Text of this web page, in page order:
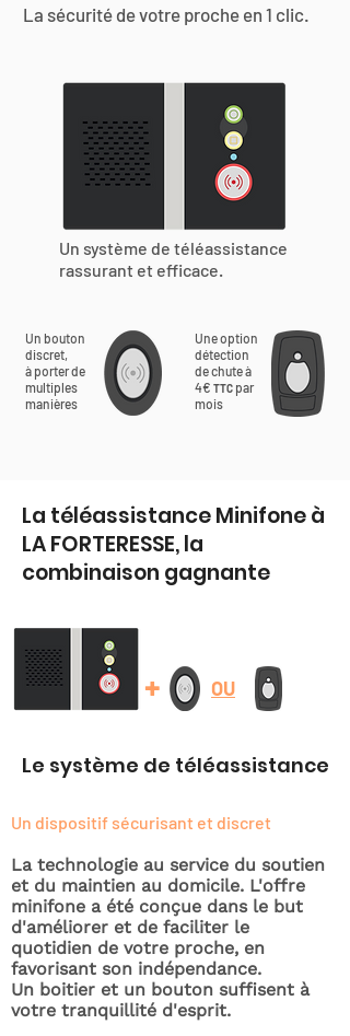
La sécurité de votre proche en 1 clic.
Un système de téléassistance
rassurant et efficace.
Un bouton
discret,
à porter de
multiples
manières
Une option
détection
de chute à
4€ TTC par
mois
La téléassistance Minifone à
LA FORTERESSE, la
combinaison gagnante
+ OU
Le système de téléassistance
Un dispositif sécurisant et discret
La technologie au service du soutien
et du maintien au domicile. L'offre
minifone a été conçue dans le but
d'améliorer et de faciliter le
quotidien de votre proche, en
favorisant son indépendance.
Un boitier et un bouton suffisent à
votre tranquillité d'esprit.